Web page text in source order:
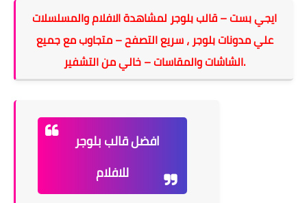
ايجي بست – قالب بلوجر لمشاهدة الافلام والمسلسلات
علي مدونات بلوجر ، سريع التصفح – متجاوب مع جميع
الشاشات والمقاسات – خالي من التشفير.
افضل قالب بلوجر
للافلام